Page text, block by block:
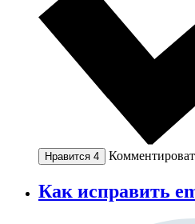
Нравится 4
Как исправить